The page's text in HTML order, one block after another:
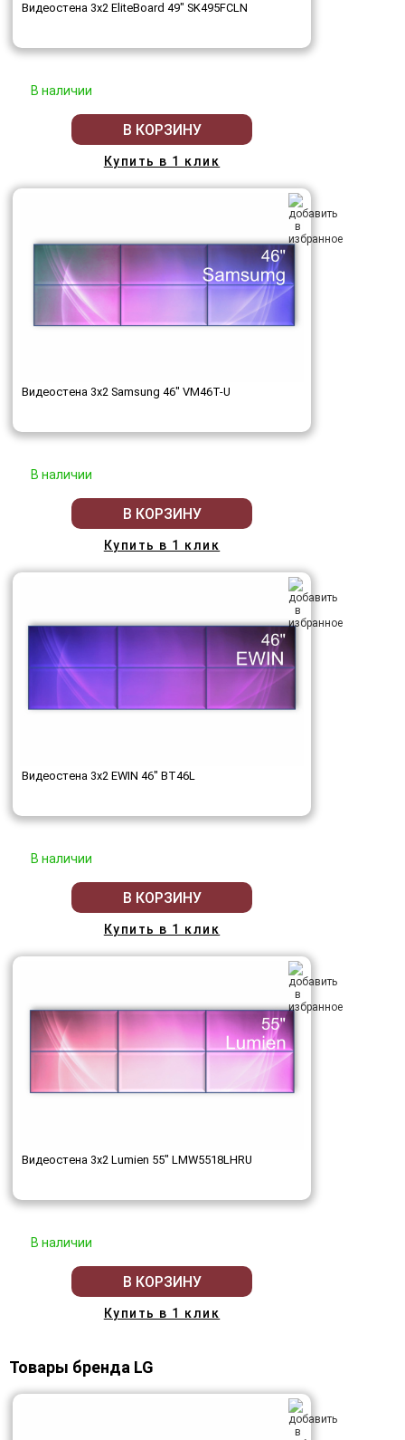
Видеостена 3x2 EliteBoard 49" SK495FCLN
В наличии
В КОРЗИНУ
Купить в 1 клик
Видеостена 3x2 Samsung 46" VM46T-U
В наличии
В КОРЗИНУ
Купить в 1 клик
Видеостена 3x2 EWIN 46" BT46L
В наличии
В КОРЗИНУ
Купить в 1 клик
Видеостена 3x2 Lumien 55" LMW5518LHRU
В наличии
В КОРЗИНУ
Купить в 1 клик
Товары бренда LG